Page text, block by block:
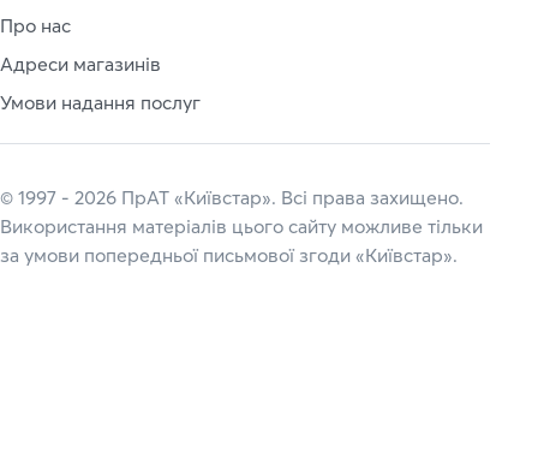
Про нас
Адреси магазинів
Умови надання послуг
© 1997 - 2026 ПрАТ «Київстар». Всі права захищено.
Використання матеріалів цього сайту можливе тільки
за умови попередньої письмової згоди «Київстар».